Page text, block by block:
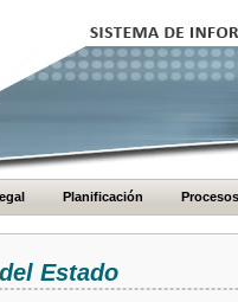
Planificación Procesos
Estado